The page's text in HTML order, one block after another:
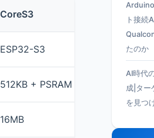
CoreS3 Core2
ESP32-S3 ESP32
512KB + PSRAM 8MB 約520KB
16MB
ト接続
たのか
AI時代
成|ター
を見つ